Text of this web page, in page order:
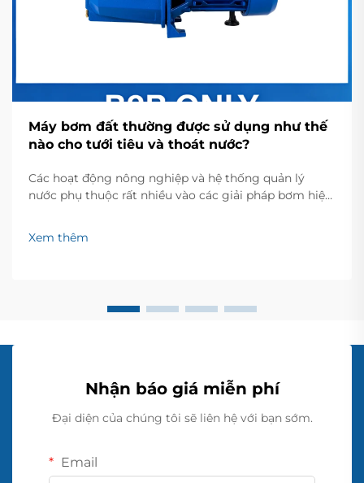
Máy bơm đất thường được sử dụng như thế
nào cho tưới tiêu và thoát nước?
Các hoạt động nông nghiệp và hệ thống quản lý
nước phụ thuộc rất nhiều vào các giải pháp bơm hiệu
trên các loại địa hình khác nhau. Máy bơm trên cạn
đóng vai trò là thành phần then chốt trong sản xuất
Xem thêm
Nhận báo giá miễn phí
Đại diện của chúng tôi sẽ liên hệ với bạn sớm.
Email